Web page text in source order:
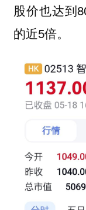
股价也达到
的近5倍。